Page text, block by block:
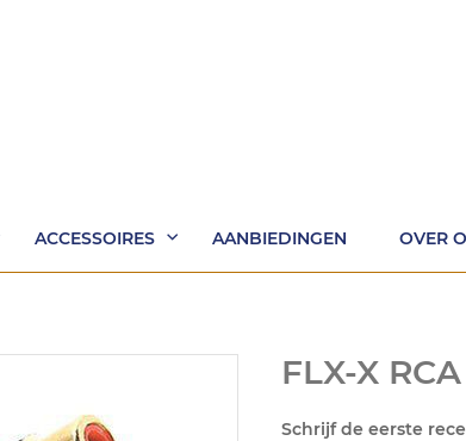
ACCESSOIRES AANBIEDINGEN OVER
FLX-X
Schrijf de eerste